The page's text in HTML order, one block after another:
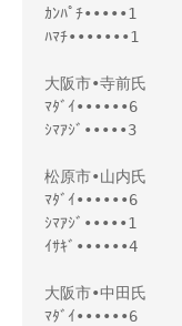
ｶﾝﾊﾟﾁ•••••1
ﾊﾏﾁ•••••••1
大阪市•寺前氏
ﾏﾀﾞｲ••••••6
ｼﾏｱｼﾞ•••••3
松原市•山内氏
ﾏﾀﾞｲ••••••6
ｼﾏｱｼﾞ•••••1
ｲｻｷﾞ••••••4
大阪市•中田氏
ﾏﾀﾞｲ••••••6